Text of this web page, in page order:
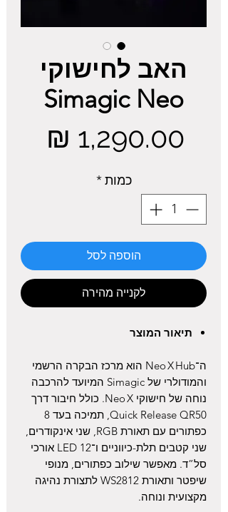
האב לחישוקי
Simagic Neo
כמות *
הוספה לסל
לקנייה מהירה
תיאור המוצר
ה־Neo X Hub הוא מרכז הבקרה הרשמי
והמודולרי של Simagic המיועד להרכבה
נוחה של חישוקי Neo X. כולל חיבור דרך
Quick Release QR50, תמיכה בעד 8
כפתורים עם תאורת RGB, שני אינקודרים,
שני קטבים תלת-כיווניים ו־12 LED אורכי
סל”ד. מאפשר שילוב כפתורים, מנופי
שיפטר ותאורת WS2812 לתצורת נהיגה
מקצועית ונוחה.